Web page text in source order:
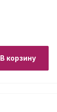
В корзину